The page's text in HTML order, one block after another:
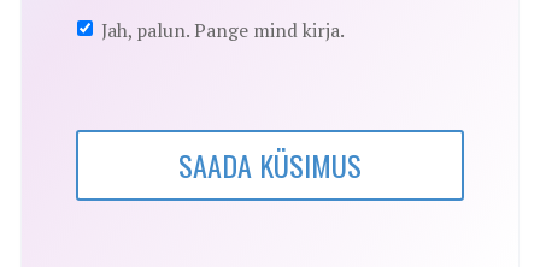
Jah, palun. Pange mind kirja.
SAADA KÜSIMUS